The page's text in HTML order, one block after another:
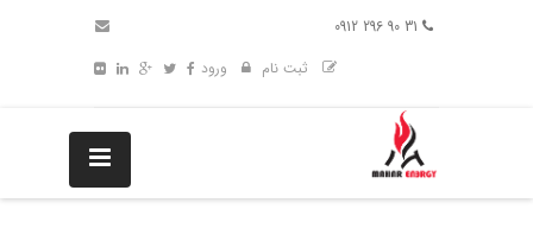
ثبت نام
ورود